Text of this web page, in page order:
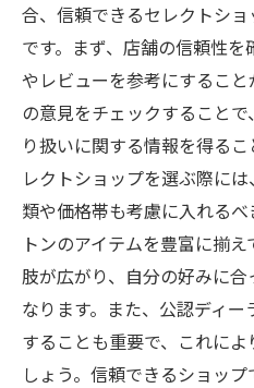
合、信頼できるセレクトシ
です。まず、店舗の信頼性
やレビューを参考にするこ
の意見をチェックすること
り扱いに関する情報を得る
レクトショップを選ぶ際に
類や価格帯も考慮に入れる
トンのアイテムを豊富に揃
肢が広がり、自分の好みに
なります。また、公認ディ
することも重要で、これに
しょう。信頼できるショッ